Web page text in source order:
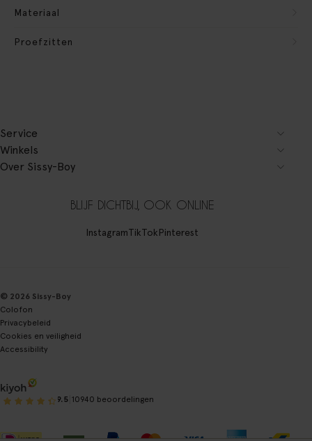
Materiaal
Proefzitten
Service
Winkels
Over Sissy-Boy
BLIJF DICHTBIJ, OOK ONLINE
InstagramTikTokPinterest
© 2026 Sissy-Boy
Colofon
Privacybeleid
Cookies en veiligheid
Accessibility
9.5 10940 beoordelingen